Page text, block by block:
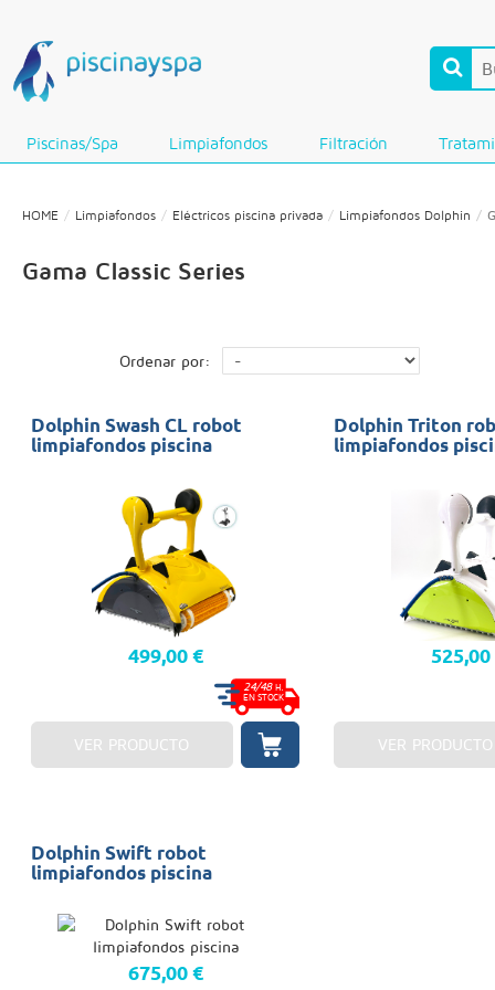
Piscinas/Spa Limpiafondos Filtración
HOME Limpiafondos Eléctricos piscina privada Limpiafondos Dolphin
Gama Classic Series
Ordenar por:
Dolphin Swash CL robot
limpiafondos piscina
499,00 €
24/48H.
EN STOCK
VER PRODUCTO
Dolphin Triton
limpiafondos
525,00
VER PRODUCTO
Dolphin Swift robot
limpiafondos piscina
675,00 €